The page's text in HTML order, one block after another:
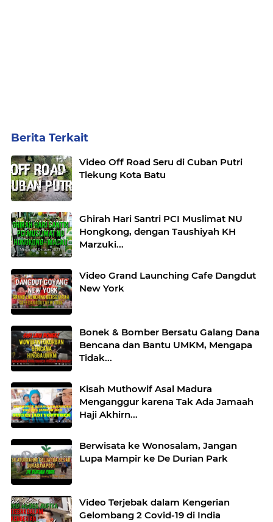
Berita Terkait
Video Off Road Seru di Cuban Putri
Tlekung Kota Batu
Ghirah Hari Santri PCI Muslimat NU
Hongkong, dengan Taushiyah KH
Marzuki...
Video Grand Launching Cafe Dangdut
New York
Bonek & Bomber Bersatu Galang Dana
Bencana dan Bantu UMKM, Mengapa
Tidak...
Kisah Muthowif Asal Madura
Menganggur karena Tak Ada Jamaah
Haji Akhirn...
Berwisata ke Wonosalam, Jangan
Lupa Mampir ke De Durian Park
Video Terjebak dalam Kengerian
Gelombang 2 Covid-19 di India